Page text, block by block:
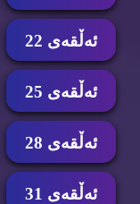
ئه‌ڵقه‌ی 22
ئه‌ڵقه‌ی 25
ئه‌ڵقه‌ی 28
ئه‌ڵقه‌ی 31